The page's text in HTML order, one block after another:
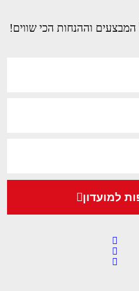
וההנחות הכי שווים!
למועדון